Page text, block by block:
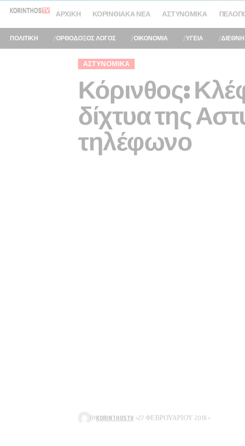
ΑΡΧΙΚΉ ΚΟΡΙΝΘΙΑΚΆ ΝΈΑ ΑΣΤΥΝΟΜΙΚΆ
ΠΟΛΙΤΙΚΗ ΟΡΘΟΔΟΞΟΣ ΛΟΓΟΣ ΟΙΚΟΝΟΜΙΑ ΥΓΕΙΑ ΔΙΕΘΝΗ
ΑΣΤΥΝΟΜΙΚΆ
Κόρινθος:
δίχτυα της
τηλέφωνο
BYKORINTHOSTV 27 ΦΕΒΡΟΥΑΡΊΟΥ 2018